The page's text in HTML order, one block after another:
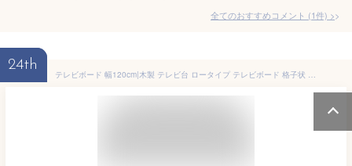
全てのおすすめコメント (1件) >
24th
テレビボード 幅120cm|木製 テレビ台 ロータイプ テレビボード 格子状 引き出し 引出し 収納 リビングボード TV台 TVボード ブラウン モダン ナチュラル 北欧 シンプル コンパクト おしゃれ家具 かわいい テレビラック 一人暮らし ワンルーム 韓国インテリア